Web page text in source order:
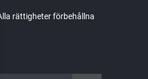
rättigheter förbehållna